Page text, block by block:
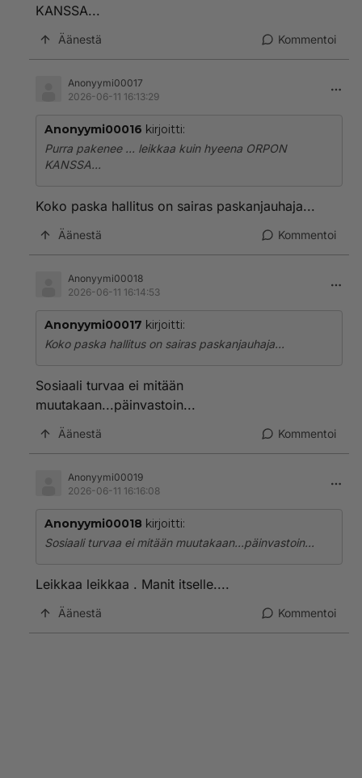
KANSSA...
Äänestä Kommentoi
Anonyymi00017
2026-06-11 16:13:29
Anonyymi00016 kirjoitti:
Purra pakenee ... leikkaa kuin hyeena ORPON
KANSSA...
Koko paska hallitus on sairas paskanjauhaja...
Äänestä Kommentoi
Anonyymi00018
2026-06-11 16:14:53
Anonyymi00017 kirjoitti:
Koko paska hallitus on sairas paskanjauhaja...
Sosiaali turvaa ei mitään
muutakaan...päinvastoin...
Äänestä Kommentoi
Anonyymi00019
2026-06-11 16:16:08
Anonyymi00018 kirjoitti:
Sosiaali turvaa ei mitään muutakaan...päinvastoin...
Leikkaa leikkaa . Manit itselle....
Äänestä Kommentoi